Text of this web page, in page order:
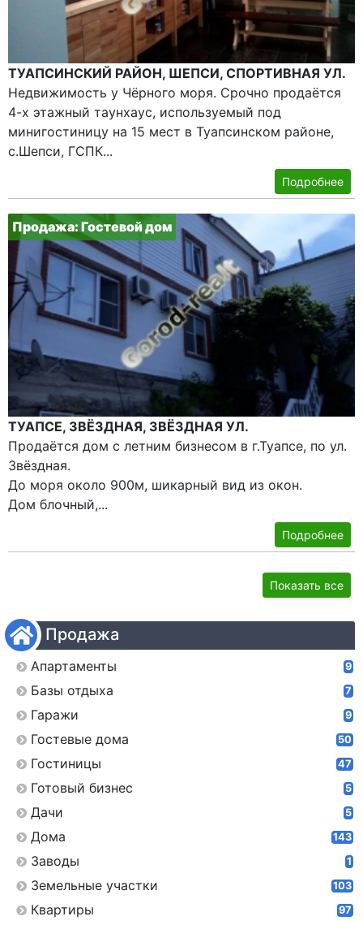
Продажа
Апартаменты 9
Базы отдыха 7
Гаражи 9
Гостевые дома 50
Гостиницы 47
Готовый бизнес 5
Дачи 5
Дома 143
Заводы 1
Земельные участки 103
Квартиры 97
ТУАПСИНСКИЙ РАЙОН, ШЕПСИ, СПОРТИВНАЯ УЛ.
Недвижимость у Чёрного моря. Срочно продаётся
4-х этажный таунхаус, используемый под
минигостиницу на 15 мест в Туапсинском районе,
с.Шепси, ГСПК...
Подробнее
Продажа: Гостевой дом
ТУАПСЕ, ЗВЁЗДНАЯ, ЗВЁЗДНАЯ УЛ.
Продаётся дом с летним бизнесом в г.Туапсе, по ул.
Звёздная.
До моря около 900м, шикарный вид из окон.
Дом блочный,...
Подробнее
Показать все